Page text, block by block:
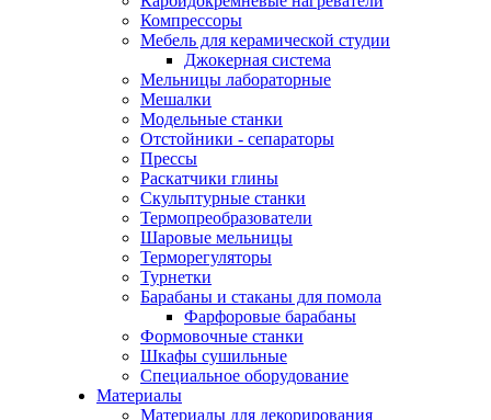
Компрессоры
Мебель для керамической студии
Джокерная система
Мельницы лабораторные
Мешалки
Модельные станки
Отстойники - сепараторы
Прессы
Раскатчики глины
Скульптурные станки
Термопреобразователи
Шаровые мельницы
Терморегуляторы
Турнетки
Барабаны и стаканы для помола
Фарфоровые барабаны
Формовочные станки
Шкафы сушильные
Специальное оборудование
Материалы
Материалы для декорирования